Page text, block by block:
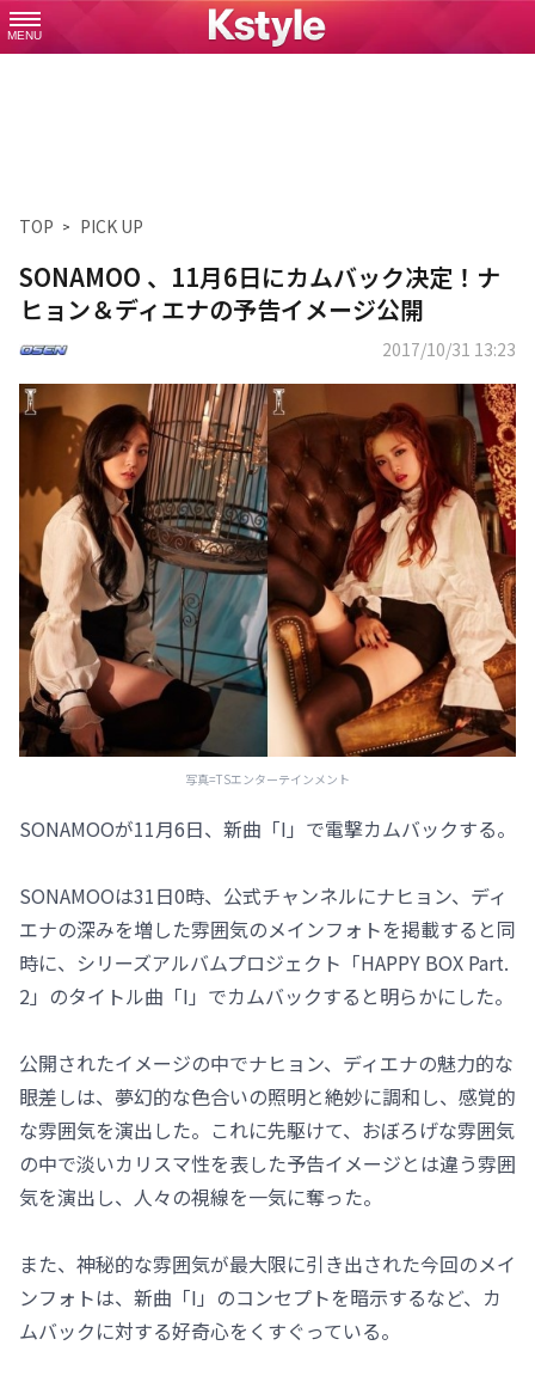
MENU
TOP PICK UP
SONAMOO 、11月6日にカムバック决定！ナ
ヒョン＆ディエナの予告イメージ公開
2017/10/31 13:23
写真=TSエンターテインメント
SONAMOOが11月6日、新曲「I」で電撃カムバックする。
SONAMOOは31日0時、公式チャンネルにナヒョン、ディ
エナの深みを増した雰囲気のメインフォトを掲載すると同
時に、シリーズアルバムプロジェクト「HAPPY BOX Part.
2」のタイトル曲「I」でカムバックすると明らかにした。
公開されたイメージの中でナヒョン、ディエナの魅力的な
眼差しは、夢幻的な色合いの照明と絶妙に調和し、感覚的
な雰囲気を演出した。これに先駆けて、おぼろげな雰囲気
の中で淡いカリスマ性を表した予告イメージとは違う雰囲
気を演出し、人々の視線を一気に奪った。
また、神秘的な雰囲気が最大限に引き出された今回のメイ
ンフォトは、新曲「I」のコンセプトを暗示するなど、カ
ムバックに対する好奇心をくすぐっている。